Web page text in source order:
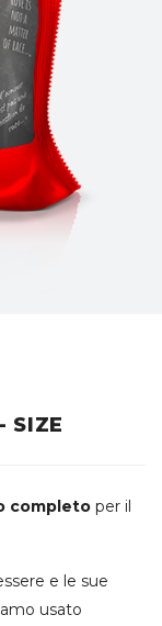
SIZE
completo per il
e le sue
usato